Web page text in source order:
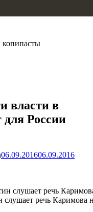
копипасты
власти в
для России
06.09.201606.09.2016
речь Каримова